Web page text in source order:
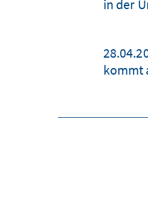
in der
kommt